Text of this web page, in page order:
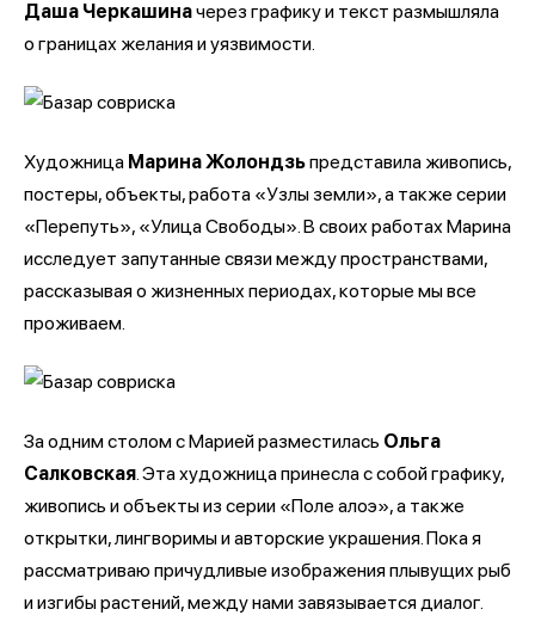
Даша Черкашиначерез графику и текст размышляла
о границах желания и уязвимости.
Художница Марина Жолондзьпредставила живопись,
постеры, объекты, работа «Узлы земли», а также серии
«Перепуть», «Улица Свободы». В своих работах Марина
исследует запутанные связи между пространствами,
рассказывая о жизненных периодах, которые мы все
проживаем.
За одним столом с Марией разместилась Ольга
Салковская . Эта художница принесла с собой графику,
живопись и объекты из серии «Поле алоэ», а также
открытки, лингворимы и авторские украшения. Пока я
рассматриваю причудливые изображения плывущих рыб
и изгибы растений, между нами завязывается диалог.